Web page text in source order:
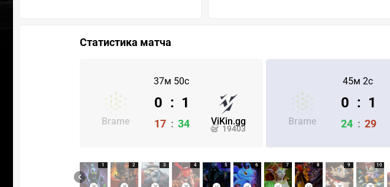
Статистика матча
37м 50с
Brame ViKin.gg
19403
0 : 1
17 : 34
45м 2с
Brame
0 : 1
24 : 29
1 2 3 4 5 6 7 8 9 10